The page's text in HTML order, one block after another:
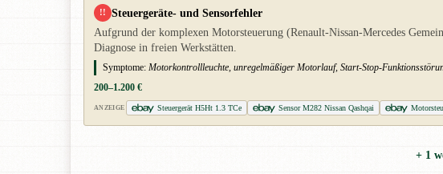
!! Steuergeräte- und Sensorfehler
Aufgrund der komplexen Motorsteuerung (Renault-Nissan-Mercedes
Diagnose in freien Werkstätten.
Symptome: Motorkontrollleuchte, unregelmäßiger Motorlauf, Start-Stop-
200–1.200 €
ANZEIGE Steuergerät H5Ht 1.3 TCe Sensor M282 Nissan Qashqai
+ 1